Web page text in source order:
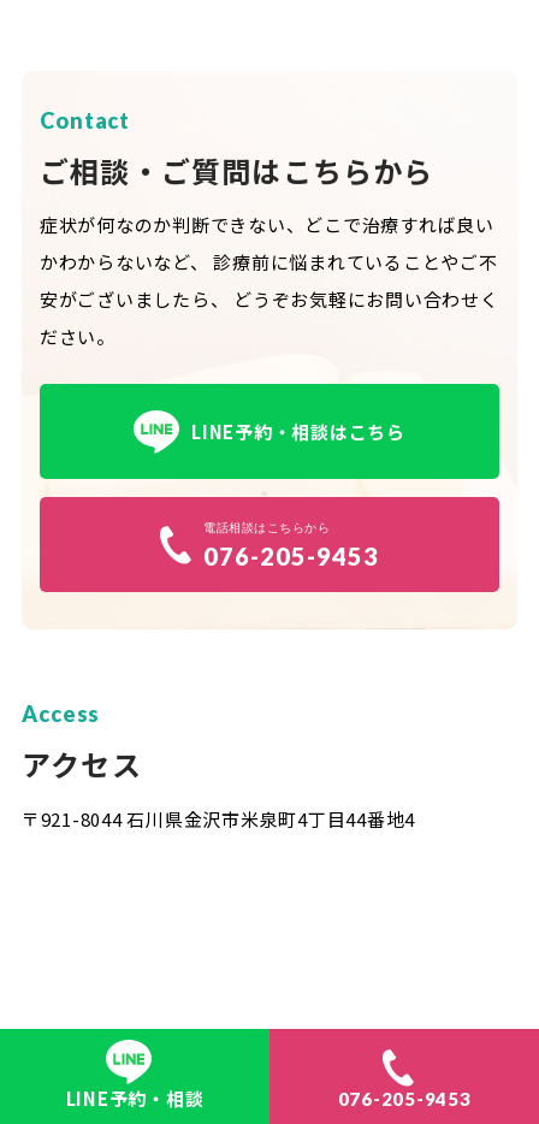
Contact
ご相談・ご質問はこちらから
症状が何なのか判断できない、どこで治療すれば良い
かわからないなど、
診療前に悩まれていることやご不
安がございましたら、
どうぞお気軽にお問い合わせく
ださい。
LINE予約・相談はこちら
電話相談はこちらから
076-205-9453
Access
アクセス
〒921-8044 石川県金沢市米泉町4丁目44番地4
LINE予約・相談 076-205-9453